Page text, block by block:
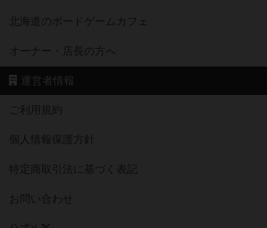
北海道のボードゲームカフェ
オーナー・店長の方へ
運営者情報
ご利用規約
個人情報保護方針
特定商取引法に基づく表記
お問い合わせ